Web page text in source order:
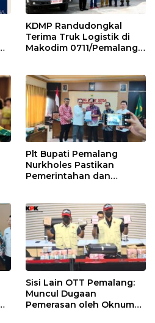
KDMP Randudongkal
Terima Truk Logistik di
Makodim 0711/Pemalang
Plt Bupati Pemalang
Nurkholes Pastikan
Pemerintahan dan
Sisi Lain OTT Pemalang:
Muncul Dugaan
Pemerasan oleh Oknum